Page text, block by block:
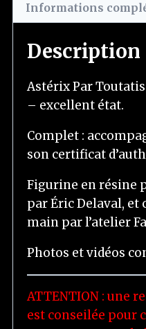
Informations
Description
Astérix Par
– excellent état.
Complet :
son certificat
Figurine en résine
par Éric Delaval, et
main par l’atelier
Photos et vidéos
ATTENTION : une
est conseilée pour